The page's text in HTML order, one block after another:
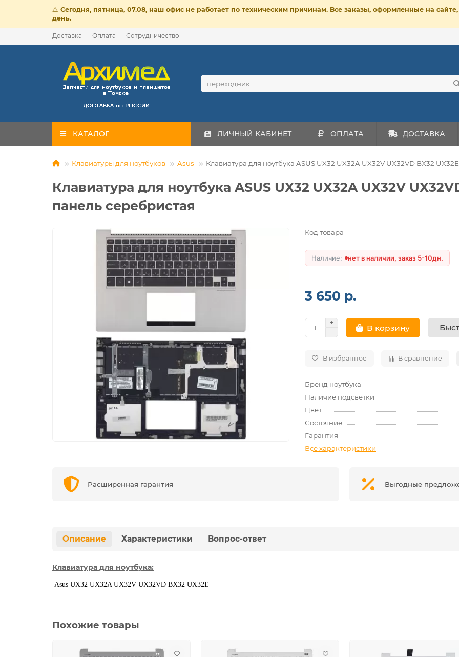
⚠️ Сегодня, пятница, 07.08, наш офис не работает по техническим причинам. Все заказы, оформленные на
день.
Доставка Оплата Сотрудничество
КАТАЛОГ ЛИЧНЫЙ КАБИНЕТ ОПЛАТА ДОСТАВКА
Клавиатуры для ноутбуков Asus Клавиатура для ноутбука ASUS UX32 UX32A UX32V UX32VD BX32
Клавиатура для ноутбука ASUS UX32 UX32A UX32V
панель серебристая
Код товара
нет в наличии, заказ 5-10дн.
3 650 р.
В корзину
В избранное В сравнение
Бренд ноутбука
Наличие подсветки
Цвет
Состояние
Гарантия
Все характеристики
Расширенная гарантия Выгодные
Описание Характеристики Вопрос-ответ
Клавиатура для ноутбука:
Asus UX32 UX32A UX32V UX32VD BX32 UX32E
Похожие товары